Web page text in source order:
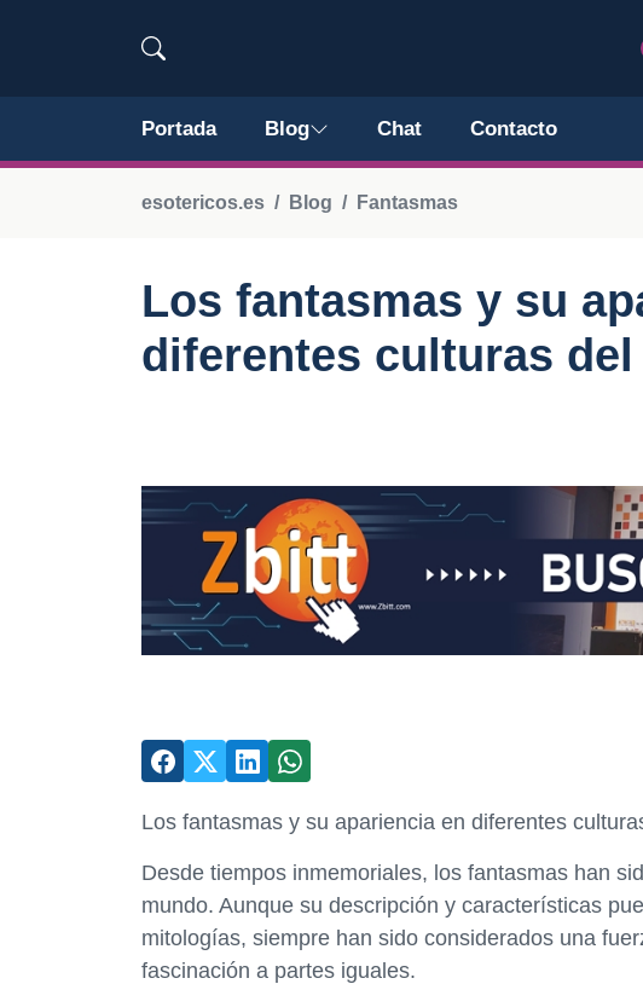
Portada Blog Chat Contacto
esotericos.es Blog Fantasmas
Los fantasmas y su
diferentes culturas
Los fantasmas y su apariencia en diferentes
Desde tiempos inmemoriales, los fantasmas han
mundo. Aunque su descripción y características
mitologías, siempre han sido considerados una
fascinación a partes iguales.